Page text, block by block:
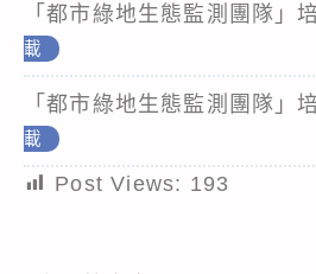
「都市綠地生態監測團隊」
載
「都市綠地生態監測團隊」
載
Post Views: 193